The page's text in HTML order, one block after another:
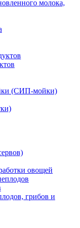
молока,
(СИП-мойки)
овощей
грибов и